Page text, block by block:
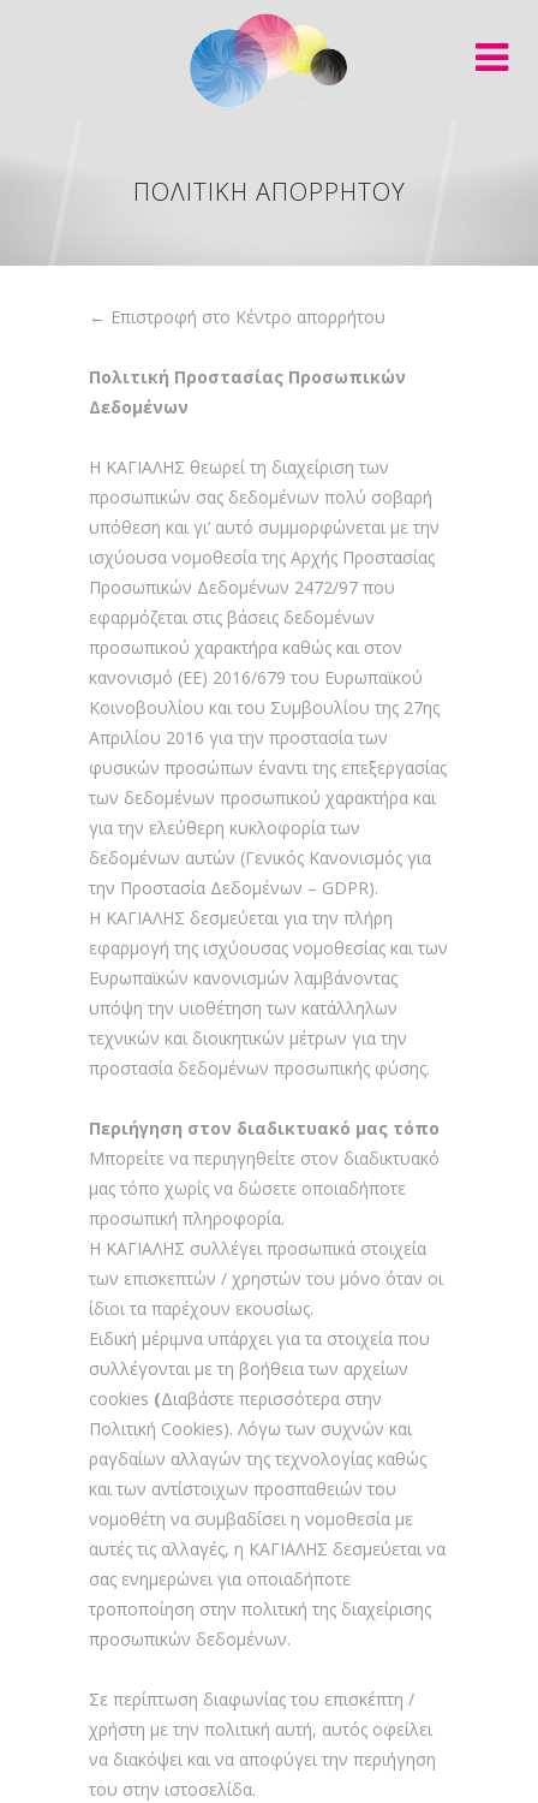
ΠΟΛΙΤΙΚΉ ΑΠΟΡΡΉΤΟΥ
← Επιστροφή στο Κέντρο απορρήτου
Πολιτική Προστασίας Προσωπικών
Δεδομένων
Η ΚΑΓΙΑΛΗΣ θεωρεί τη διαχείριση των
προσωπικών σας δεδομένων πολύ σοβαρή
υπόθεση και γι’ αυτό συμμορφώνεται με την
ισχύουσα νομοθεσία της Αρχής Προστασίας
Προσωπικών Δεδομένων 2472/97 που
εφαρμόζεται στις βάσεις δεδομένων
προσωπικού χαρακτήρα καθώς και στον
κανονισμό (ΕΕ) 2016/679 του Ευρωπαϊκού
Κοινοβουλίου και του Συμβουλίου της 27ης
Απριλίου 2016 για την προστασία των
φυσικών προσώπων έναντι της επεξεργασίας
των δεδομένων προσωπικού χαρακτήρα και
για την ελεύθερη κυκλοφορία των
δεδομένων αυτών (Γενικός Κανονισμός για
την Προστασία Δεδομένων – GDPR).
Η ΚΑΓΙΑΛΗΣ δεσμεύεται για την πλήρη
εφαρμογή της ισχύουσας νομοθεσίας και των
Ευρωπαϊκών κανονισμών λαμβάνοντας
υπόψη την υιοθέτηση των κατάλληλων
τεχνικών και διοικητικών μέτρων για την
προστασία δεδομένων προσωπικής φύσης.
Περιήγηση στον διαδικτυακό μας τόπο
Μπορείτε να περιηγηθείτε στον διαδικτυακό
μας τόπο χωρίς να δώσετε οποιαδήποτε
προσωπική πληροφορία.
Η ΚΑΓΙΑΛΗΣ συλλέγει προσωπικά στοιχεία
των επισκεπτών / χρηστών του μόνο όταν οι
ίδιοι τα παρέχουν εκουσίως.
Ειδική μέριμνα υπάρχει για τα στοιχεία που
συλλέγονται με τη βοήθεια των αρχείων
cookies (Διαβάστε περισσότερα στην
Πολιτική Cookies). Λόγω των συχνών και
ραγδαίων αλλαγών της τεχνολογίας καθώς
και των αντίστοιχων προσπαθειών του
νομοθέτη να συμβαδίσει η νομοθεσία με
αυτές τις αλλαγές, η ΚΑΓΙΑΛΗΣ δεσμεύεται να
σας ενημερώνει για οποιαδήποτε
τροποποίηση στην πολιτική της διαχείρισης
προσωπικών δεδομένων.
Σε περίπτωση διαφωνίας του επισκέπτη /
χρήστη με την πολιτική αυτή, αυτός οφείλει
να διακόψει και να αποφύγει την περιήγηση
του στην ιστοσελίδα.